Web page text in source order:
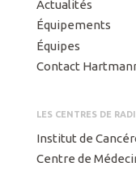
Actualités
Équipements
Équipes
Contact
LES CENTRES DE
Institut de
Centre de